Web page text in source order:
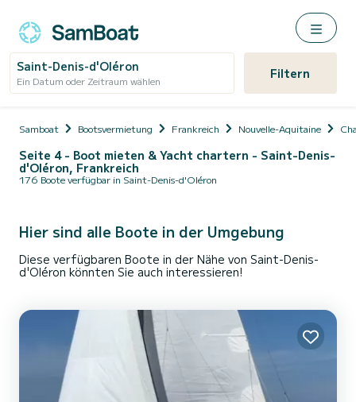
Saint-Denis-d'Oléron
Ein Datum oder Zeitraum wählen Filtern
Samboat Bootsvermietung Frankreich Nouvelle-Aquitaine
Seite 4 - Boot mieten & Yacht chartern - Saint-Denis-
d'Oléron, Frankreich
176 Boote verfügbar in Saint-Denis-d'Oléron
Hier sind alle Boote in der Umgebung
Diese verfügbaren Boote in der Nähe von Saint-Denis-
d'Oléron könnten Sie auch interessieren!